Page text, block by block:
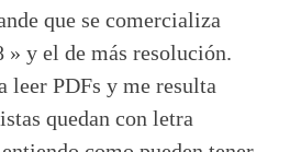
que se comercializa
» y el de más resolución.
leer PDFs y me resulta
quedan con letra